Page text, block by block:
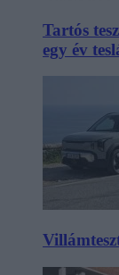
Tartós
egy év